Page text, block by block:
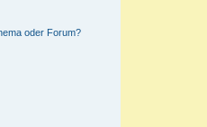
oder Forum?